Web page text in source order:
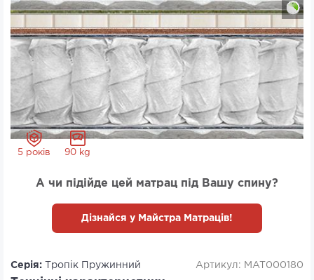
5 років 90 kg
А чи підійде цей матрац під Вашу спину?
Дізнайся у Майстра Матраців!
Серія: Тропік Пружинний Артикул: MAT000180